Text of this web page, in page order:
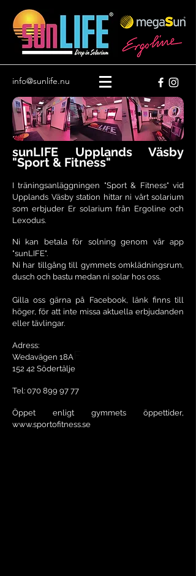
info@sunlife.nu
sunLIFE Upplands Väsby
"Sport & Fitness"
I träningsanläggningen "Sport & Fitness" vid
Upplands Väsby station hittar ni vårt solarium
som erbjuder Er solarium från Ergoline och
Lexodus.
Ni kan betala för solning genom vår app
"sunLIFE".
Ni har tillgång till gymmets omklädningsrum,
dusch och bastu medan ni solar hos oss.
Gilla oss gärna på Facebook, länk finns till
höger, för att inte missa aktuella erbjudanden
eller tävlingar.
Adress:
Wedavägen 18A
152 42 Södertälje
Tel: 070 899 97 77
Öppet enligt gymmets öppettider,
www.sportofitness.se